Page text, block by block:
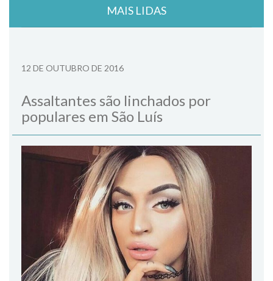
MAIS LIDAS
12 DE OUTUBRO DE 2016
Assaltantes são linchados por
populares em São Luís